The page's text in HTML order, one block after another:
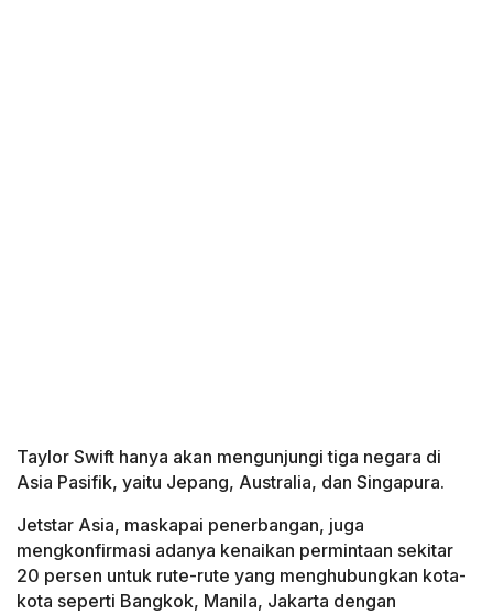
Taylor Swift hanya akan mengunjungi tiga negara di
Asia Pasifik, yaitu Jepang, Australia, dan Singapura.
Jetstar Asia, maskapai penerbangan, juga
mengkonfirmasi adanya kenaikan permintaan sekitar
20 persen untuk rute-rute yang menghubungkan kota-
kota seperti Bangkok, Manila, Jakarta dengan